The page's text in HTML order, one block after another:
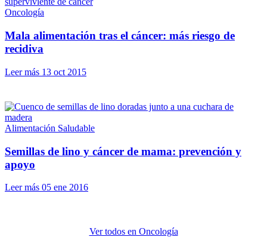
Oncología
Mala alimentación tras el cáncer: más riesgo de
recidiva
Leer más 13 oct 2015
Alimentación Saludable
Semillas de lino y cáncer de mama: prevención y
apoyo
Leer más 05 ene 2016
Ver todos en Oncología